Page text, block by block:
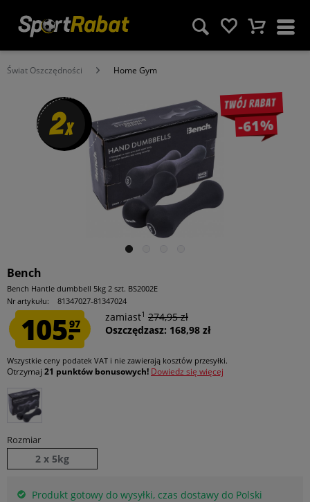
Świat Oszczędności Home Gym
Twój rabat
-61%
2x
Bench
Bench Hantle dumbbell 5kg 2 szt. BS2002E
Nr artykułu:
81347027-81347024
105.97
zamiast1 274,95 zł
Oszczędzasz: 168,98 zł
Wszystkie ceny podatek VAT i nie zawierają kosztów przesyłki.
Otrzymaj 21 punktów bonusowych! Dowiedz się więcej
Rozmiar
2 x 5kg
Produkt gotowy do wysyłki, czas dostawy do Polski